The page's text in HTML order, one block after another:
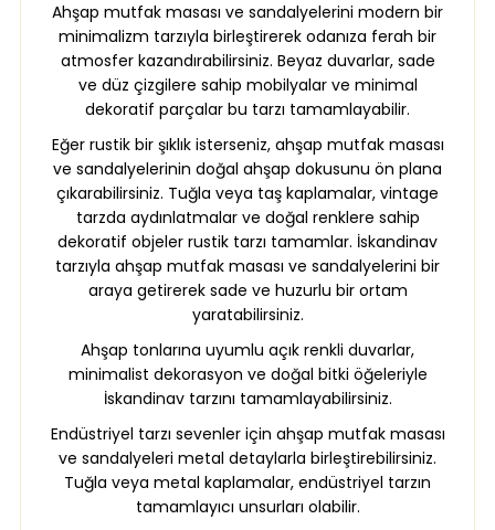
Ahşap mutfak masası ve sandalyelerini modern bir
minimalizm tarzıyla birleştirerek odanıza ferah bir
atmosfer kazandırabilirsiniz. Beyaz duvarlar, sade
ve düz çizgilere sahip mobilyalar ve minimal
dekoratif parçalar bu tarzı tamamlayabilir.
Eğer rustik bir şıklık isterseniz, ahşap mutfak masası
ve sandalyelerinin doğal ahşap dokusunu ön plana
çıkarabilirsiniz. Tuğla veya taş kaplamalar, vintage
tarzda aydınlatmalar ve doğal renklere sahip
dekoratif objeler rustik tarzı tamamlar. İskandinav
tarzıyla ahşap mutfak masası ve sandalyelerini bir
araya getirerek sade ve huzurlu bir ortam
yaratabilirsiniz.
Ahşap tonlarına uyumlu açık renkli duvarlar,
minimalist dekorasyon ve doğal bitki öğeleriyle
İskandinav tarzını tamamlayabilirsiniz.
Endüstriyel tarzı sevenler için ahşap mutfak masası
ve sandalyeleri metal detaylarla birleştirebilirsiniz.
Tuğla veya metal kaplamalar, endüstriyel tarzın
tamamlayıcı unsurları olabilir.